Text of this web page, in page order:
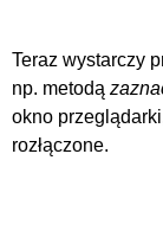
Teraz wystarczy
np. metodą
okno
rozłączone.